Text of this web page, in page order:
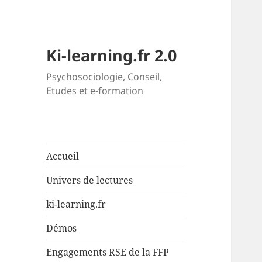
Ki-learning.fr 2.0
Psychosociologie, Conseil,
Etudes et e-formation
Accueil
Univers de lectures
ki-learning.fr
Démos
Engagements RSE de la FFP